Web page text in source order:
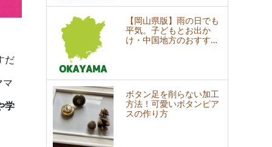
だ
マ
学
【岡山県版】雨の日でも
平気。子どもとお出か
け・中国地方のおすす…
ボタン足を削らない加工
方法！可愛いボタンピア
スの作り方